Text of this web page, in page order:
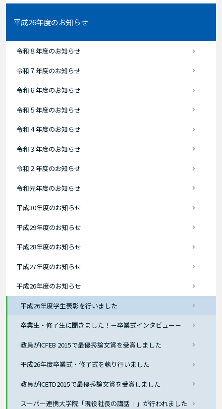
平成26年度のお知らせ
令和８年度のお知らせ
令和７年度のお知らせ
令和６年度のお知らせ
令和５年度のお知らせ
令和４年度のお知らせ
令和３年度のお知らせ
令和２年度のお知らせ
令和元年度のお知らせ
平成30年度のお知らせ
平成29年度のお知らせ
平成28年度のお知らせ
平成27年度のお知らせ
平成26年度のお知らせ
平成26年度学生表彰を行いました
卒業生・修了生に聞きました！－卒業式インタビュー－
教員がICFEB 2015で最優秀論文賞を受賞しました
平成26年度卒業式・修了式を執り行いました
教員がICETD2015で最優秀論文賞を受賞しました
スーパー連携大学院「現役社長の講話Ⅰ」が行われました